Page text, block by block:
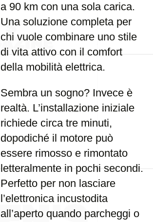
a 90 km con una sola carica.
Una soluzione completa per
chi vuole combinare uno stile
di vita attivo con il comfort
della mobilità elettrica.
Sembra un sogno? Invece è
realtà. L’installazione iniziale
richiede circa tre minuti,
dopodiché il motore può
essere rimosso e rimontato
letteralmente in pochi secondi.
Perfetto per non lasciare
l’elettronica incustodita
all’aperto quando parcheggi o